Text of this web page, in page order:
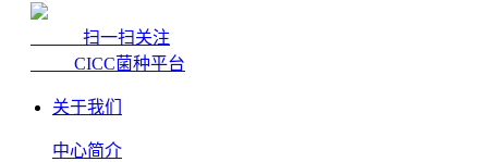
扫一扫关注
CICC菌种平台
关于我们
中心简介